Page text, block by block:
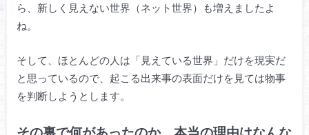
ら、新しく見えない世界（ネット世界）も増えましたよ
ね。
そして、ほとんどの人は「見えている世界」だけを現実だ
と思っているので、起こる出来事の表面だけを見ては物事
を判断しようとします。